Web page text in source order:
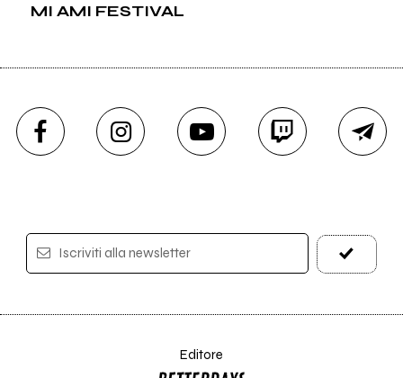
MI AMI FESTIVAL
Iscriviti alla newsletter
Editore